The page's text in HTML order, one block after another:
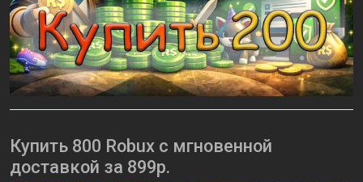
Купить 800 Robux с мгновенной
доставкой за 899р.